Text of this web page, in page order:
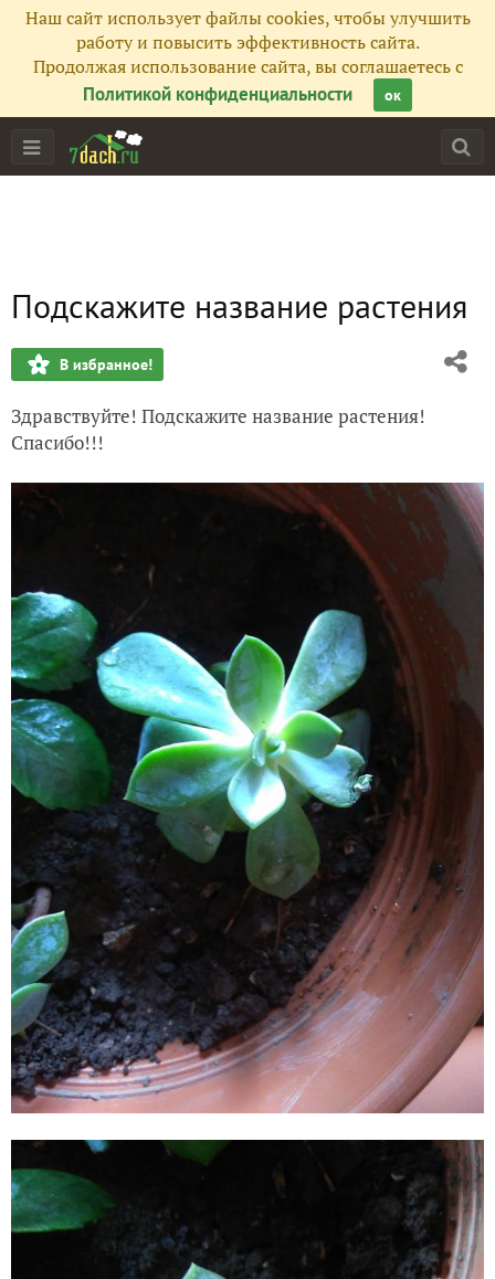
Наш сайт использует файлы cookies, чтобы улучшить
работу и повысить эффективность сайта.
Продолжая использование сайта, вы соглашаетесь с
Политикой конфиденциальности
ок
Подскажите название растения
В избранное!
Здравствуйте! Подскажите название растения!
Спасибо!!!